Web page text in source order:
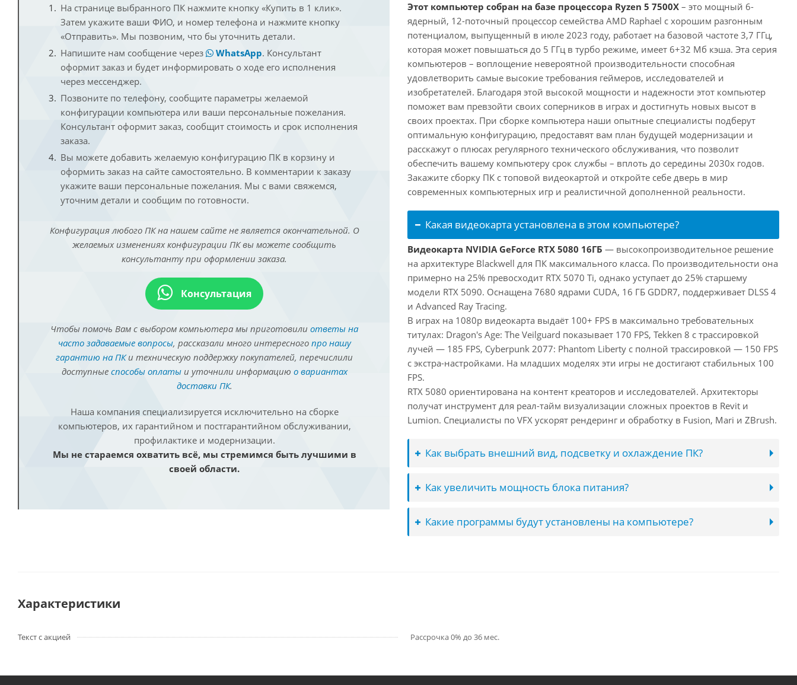
На странице выбранного ПК нажмите кнопку «Купить в 1 клик».
Затем укажите ваши ФИО, и номер телефона и нажмите кнопку
«Отправить». Мы позвоним, что бы уточнить детали.
Напишите нам сообщение через
WhatsApp. Консультант
оформит заказ и будет информировать о ходе его исполнения
через мессенджер.
Позвоните по телефону, сообщите параметры желаемой
конфигурации компьютера или ваши персональные пожелания.
Консультант оформит заказ, сообщит стоимость и срок исполнения
заказа.
Вы можете добавить желаемую конфигурацию ПК в корзину и
оформить заказ на сайте самостоятельно. В комментарии к заказу
укажите ваши персональные пожелания. Мы с вами свяжемся,
уточним детали и сообщим по готовности.
Конфигурация любого ПК на нашем сайте не является окончательной. О
желаемых изменениях конфигурации ПК вы можете сообщить
консультанту при оформлении заказа.
Консультация
Чтобы помочь Вам с выбором компьютера мы приготовили ответы на
часто задаваемые вопросы, рассказали много интересного про нашу
гарантию на ПКи техническую поддержку покупателей, перечислили
доступные способы оплатыи уточнили информацию о вариантах
доставки ПК.
Наша компания специализируется исключительно на сборке
компьютеров, их гарантийном и постгарантийном обслуживании,
профилактике и модернизации.
Мы не стараемся охватить всё, мы стремимся быть лучшими в
своей области.
Этот компьютер собран на базе процессора Ryzen 5 7500X – это мощный 6-
ядерный, 12-поточный процессор семейства AMD Raphael с хорошим разгонным
потенциалом, выпущенный в июле 2023 году, работает на базовой частоте 3,7 ГГц,
которая может повышаться до 5 ГГц в турбо режиме, имеет 6+32 Мб кэша. Эта серия
компьютеров – воплощение невероятной производительности способная
удовлетворить самые высокие требования геймеров, исследователей и
изобретателей. Благодаря этой высокой мощности и надежности этот компьютер
поможет вам превзойти своих соперников в играх и достигнуть новых высот в
своих проектах. При сборке компьютера наши опытные специалисты подберут
оптимальную конфигурацию, предоставят вам план будущей модернизации и
расскажут о плюсах регулярного технического обслуживания, что позволит
обеспечить вашему компьютеру срок службы – вплоть до середины 2030х годов.
Закажите сборку ПК с топовой видеокартой и откройте себе дверь в мир
современных компьютерных игр и реалистичной дополненной реальности.
Какая видеокарта установлена в этом компьютере?
Видеокарта NVIDIA GeForce RTX 5080 16ГБ — высокопроизводительное решение
на архитектуре Blackwell для ПК максимального класса. По производительности она
примерно на 25% превосходит RTX 5070 Ti, однако уступает до 25% старшему
модели RTX 5090. Оснащена 7680 ядрами CUDA, 16 ГБ GDDR7, поддерживает DLSS 4
и Advanced Ray Tracing.
В играх на 1080p видеокарта выдаёт 100+ FPS в максимально требовательных
титулах: Dragon's Age: The Veilguard показывает 170 FPS, Tekken 8 с трассировкой
лучей — 185 FPS, Cyberpunk 2077: Phantom Liberty с полной трассировкой — 150 FPS
с экстра-настройками. На младших моделях эти игры не достигают стабильных 100
FPS.
RTX 5080 ориентирована на контент креаторов и исследователей. Архитекторы
получат инструмент для реал-тайм визуализации сложных проектов в Revit и
Lumion. Специалисты по VFX ускорят рендеринг и обработку в Fusion, Mari и ZBrush.
Как выбрать внешний вид, подсветку и охлаждение ПК?
Как увеличить мощность блока питания?
Какие программы будут установлены на компьютере?
Характеристики
Текст с акцией Рассрочка 0% до 36 мес.